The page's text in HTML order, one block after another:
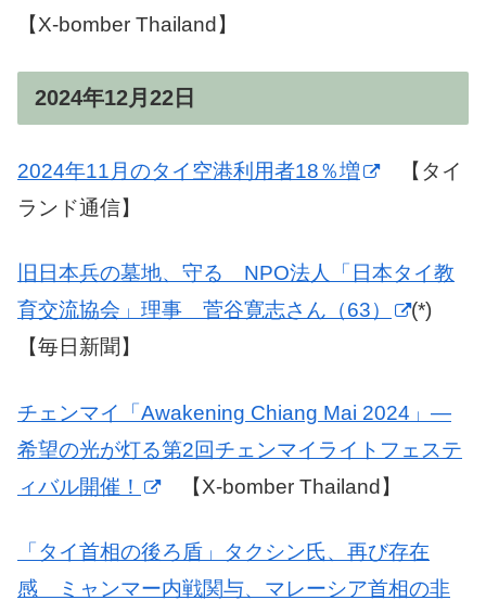
【X-bomber Thailand】
2024年12月22日
2024年11月のタイ空港利用者18％増
【タイ
ランド通信】
旧日本兵の墓地、守る NPO法人「日本タイ教
育交流協会」理事 菅谷寛志さん（63）
(*)
【毎日新聞】
チェンマイ「Awakening Chiang Mai 2024」―
希望の光が灯る第2回チェンマイライトフェステ
ィバル開催！
【X-bomber Thailand】
「タイ首相の後ろ盾」タクシン氏、再び存在
感 ミャンマー内戦関与、マレーシア首相の非